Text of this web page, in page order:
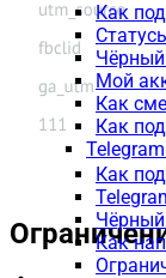
Как
Чёрный
Мой
Как
Как
Как
Чёрный
Как